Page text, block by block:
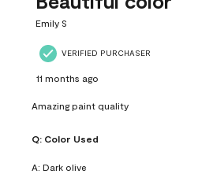
Emily S
VERIFIED PURCHASER
11 months ago
Amazing paint quality
Q: Color Used
A: Dark olive